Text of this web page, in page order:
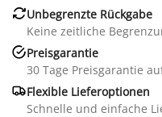
Unbegrenzte Rückgabe
Keine zeitliche
Preisgarantie
30 Tage Preisgarantie
Flexible Lieferoptionen
Schnelle und einfache